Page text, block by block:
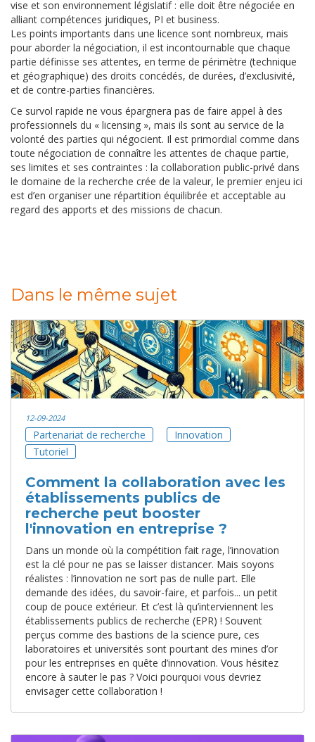
vise et son environnement législatif : elle doit être négociée en
alliant compétences juridiques, PI et business.
Les points importants dans une licence sont nombreux, mais
pour aborder la négociation, il est incontournable que chaque
partie définisse ses attentes, en terme de périmètre (technique
et géographique) des droits concédés, de durées, d’exclusivité,
et de contre-parties financières.
Ce survol rapide ne vous épargnera pas de faire appel à des
professionnels du « licensing », mais ils sont au service de la
volonté des parties qui négocient. Il est primordial comme dans
toute négociation de connaître les attentes de chaque partie,
ses limites et ses contraintes : la collaboration public-privé dans
le domaine de la recherche crée de la valeur, le premier enjeu ici
est d’en organiser une répartition équilibrée et acceptable au
regard des apports et des missions de chacun.
Dans le même sujet
12-09-2024
Partenariat de recherche
Innovation
Tutoriel
Comment la collaboration avec les
établissements publics de
recherche peut booster
l'innovation en entreprise ?
Dans un monde où la compétition fait rage, l’innovation
est la clé pour ne pas se laisser distancer. Mais soyons
réalistes : l’innovation ne sort pas de nulle part. Elle
demande des idées, du savoir-faire, et parfois... un petit
coup de pouce extérieur. Et c’est là qu’interviennent les
établissements publics de recherche (EPR) ! Souvent
perçus comme des bastions de la science pure, ces
laboratoires et universités sont pourtant des mines d’or
pour les entreprises en quête d’innovation. Vous hésitez
encore à sauter le pas ? Voici pourquoi vous devriez
envisager cette collaboration !